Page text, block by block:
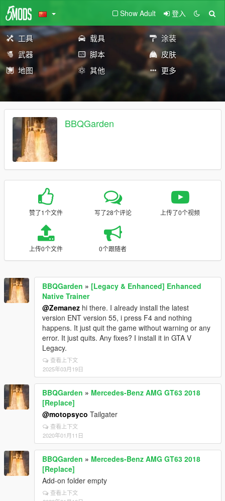
Show Adult 登入
工具 载具
涂装
武器
脚本
皮肤
地图
其他 更多
BBQGarden
赞了1个文件 写了28个评论 上传了0个视频
上传0个文件 0个跟随者
BBQGarden » [Legacy & Enhanced] Enhanced
Native Trainer
@Zemanez hi there. I already install the latest
version ENT version 55, i press F4 and nothing
happens. It just quit the game without warning or any
error. It just quits. Any fixes? I install it in GTA V
Legacy.
查看上下文
2025年03月19日
BBQGarden » Mercedes-Benz AMG GT63 2018
[Replace]
@motopsyco Tailgater
查看上下文
2020年01月11日
BBQGarden » Mercedes-Benz AMG GT63 2018
[Replace]
Add-on folder empty
查看上下文